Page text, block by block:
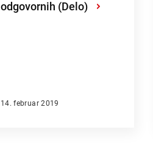
odgovornih (Delo)
›
14. februar 2019